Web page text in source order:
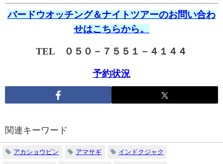
バードウオッチング＆ナイトツアーのお問い合わ
せはこちらから。
TEL ０５０－７５５１－４１４４
予約状況
関連キーワード
アカショウビン アマサギ インドクジャク